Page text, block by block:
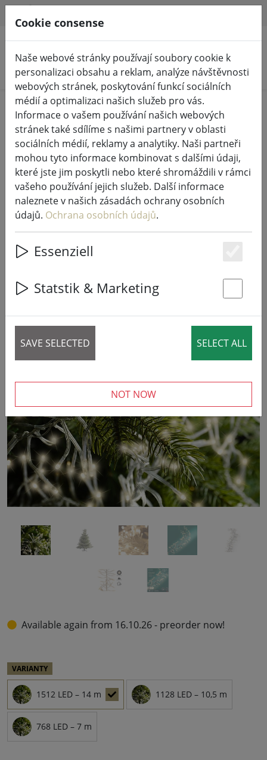
Hledat produkty
Home
Pohádková světla a osvětlení
Osvětlená výzdoba
Kaemingk Lumineo cluster
pohádková světla 1512 LED teplá
bílá venkovní 14 m transparentní
14% DISCOUNT
Available again from 16.10.26 - preorder now!
VARIANTY
1512 LED – 14 m 1128 LED – 10,5 m
768 LED – 7 m
Cookie consense
Naše webové stránky používají soubory cookie k
personalizaci obsahu a reklam, analýze návštěvnosti
webových stránek, poskytování funkcí sociálních
médií a optimalizaci našich služeb pro vás.
Informace o vašem používání našich webových
stránek také sdílíme s našimi partnery v oblasti
sociálních médií, reklamy a analytiky. Naši partneři
mohou tyto informace kombinovat s dalšími údaji,
které jste jim poskytli nebo které shromáždili v rámci
vašeho používání jejich služeb. Další informace
naleznete v našich zásadách ochrany osobních
údajů. Ochrana osobních údajů.
Essenziell
Statstik & Marketing
SAVE SELECTED SELECT ALL
NOT NOW